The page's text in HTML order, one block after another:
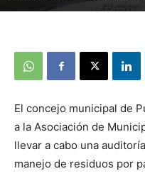
El concejo municipal de
a la Asociación de
llevar a cabo una
manejo de residuos por